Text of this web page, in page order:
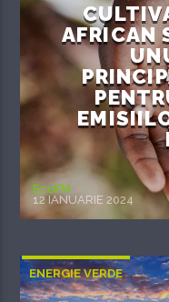
AFRICAN
EcoFM
12 IANUARIE 2024
ENERGIE VERDE